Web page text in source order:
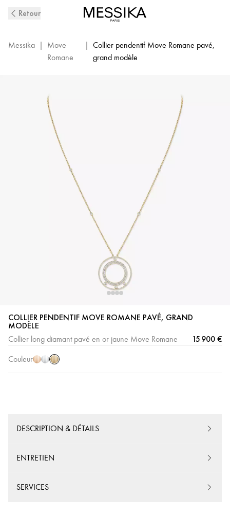
Long
Pavé
Retour
Messika |
Move
Romane
| Collier pendentif Move Romane pavé,
grand modèle
COLLIER PENDENTIF MOVE ROMANE PAVÉ, GRAND
MODÈLE
Collier long diamant pavé en or jaune Move Romane 15 900 €
Couleur
Or Or
Blanc
Or
DESCRIPTION & DÉTAILS
ENTRETIEN
SERVICES